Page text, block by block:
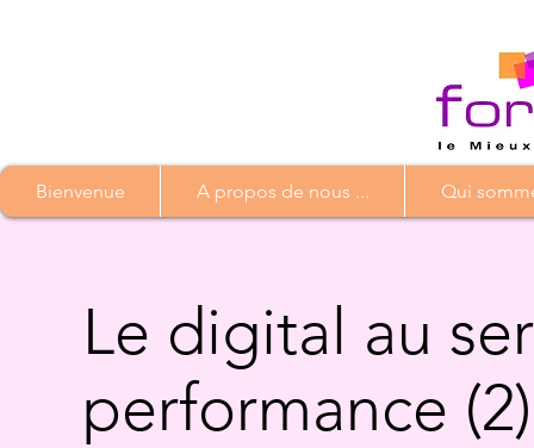
Bienvenue A propos de nous ... Qui
Le digital au
performance (2)